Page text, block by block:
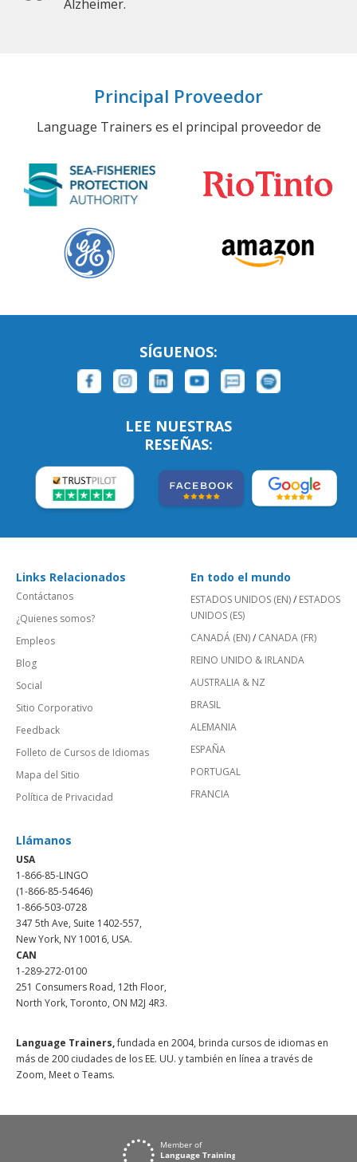
Alzheimer.
Principal Proveedor
Language Trainers es el principal proveedor de
SÍGUENOS:
LEE NUESTRAS
RESEÑAS:
Links Relacionados
Contáctanos
¿Quienes somos?
Empleos
Blog
Social
Sitio Corporativo
Feedback
Folleto de Cursos de Idiomas
Mapa del Sitio
Política de Privacidad
En todo el mundo
ESTADOS UNIDOS (EN)/ ESTADOS
UNIDOS (ES)
CANADÁ (EN)/ CANADA (FR)
REINO UNIDO & IRLANDA
AUSTRALIA & NZ
BRASIL
ALEMANIA
ESPAÑA
PORTUGAL
FRANCIA
Llámanos
USA
1-866-85-LINGO
(1-866-85-54646)
1-866-503-0728
347 5th Ave, Suite 1402-557,
New York, NY 10016, USA.
CAN
1-289-272-0100
251 Consumers Road, 12th Floor,
North York, Toronto, ON M2J 4R3.
Language Trainers,fundada en 2004, brinda cursos de idiomas en
más de 200 ciudades de los EE. UU. y también en línea a través de
Zoom, Meet o Teams.